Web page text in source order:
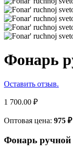
Фонарь
Оставить отзыв.
1 700.00 ₽
Оптовая цена: 975 ₽
Фонарь ручной